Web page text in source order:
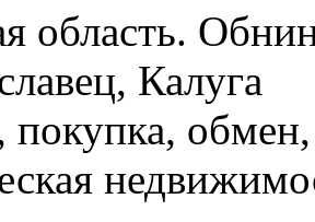
область.
Калуга
обмен,